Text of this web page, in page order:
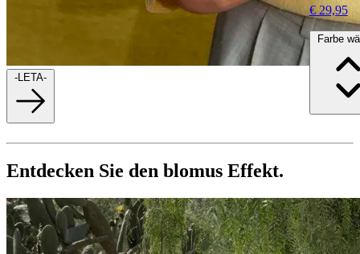
-LETA-
€ 29,95
Farbe
Entdecken Sie den blomus Effekt.